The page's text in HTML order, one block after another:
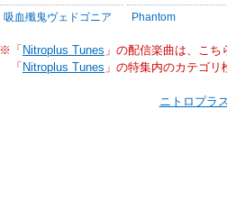
吸血殲鬼ヴェドゴニア Phantom
※「 Nitroplus Tunes 」の配信楽曲は、こ
「 Nitroplus Tunes 」の特集内のカテゴ
ニトロプラ